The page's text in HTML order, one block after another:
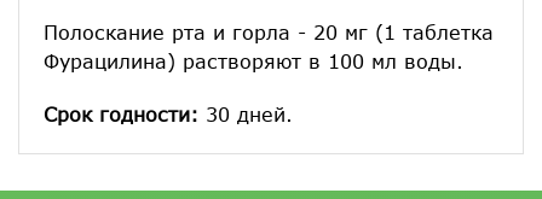
Полоскание рта и горла - 20 мг (1 таблетка
Фурацилина) растворяют в 100 мл воды.
Срок годности: 30 дней.